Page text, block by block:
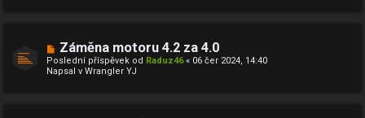
e
k
N
o
v
ý
Záměna motoru 4.2 za 4.0
Poslední příspěvek od Raduz46« 06 čer 2024, 14:40
Napsal v Wrangler YJ